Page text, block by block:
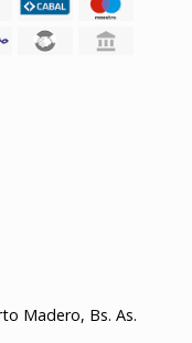
Madero, Bs. As.